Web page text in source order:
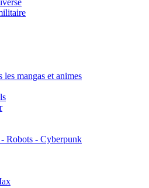
mangas et animes
Robots - Cyberpunk